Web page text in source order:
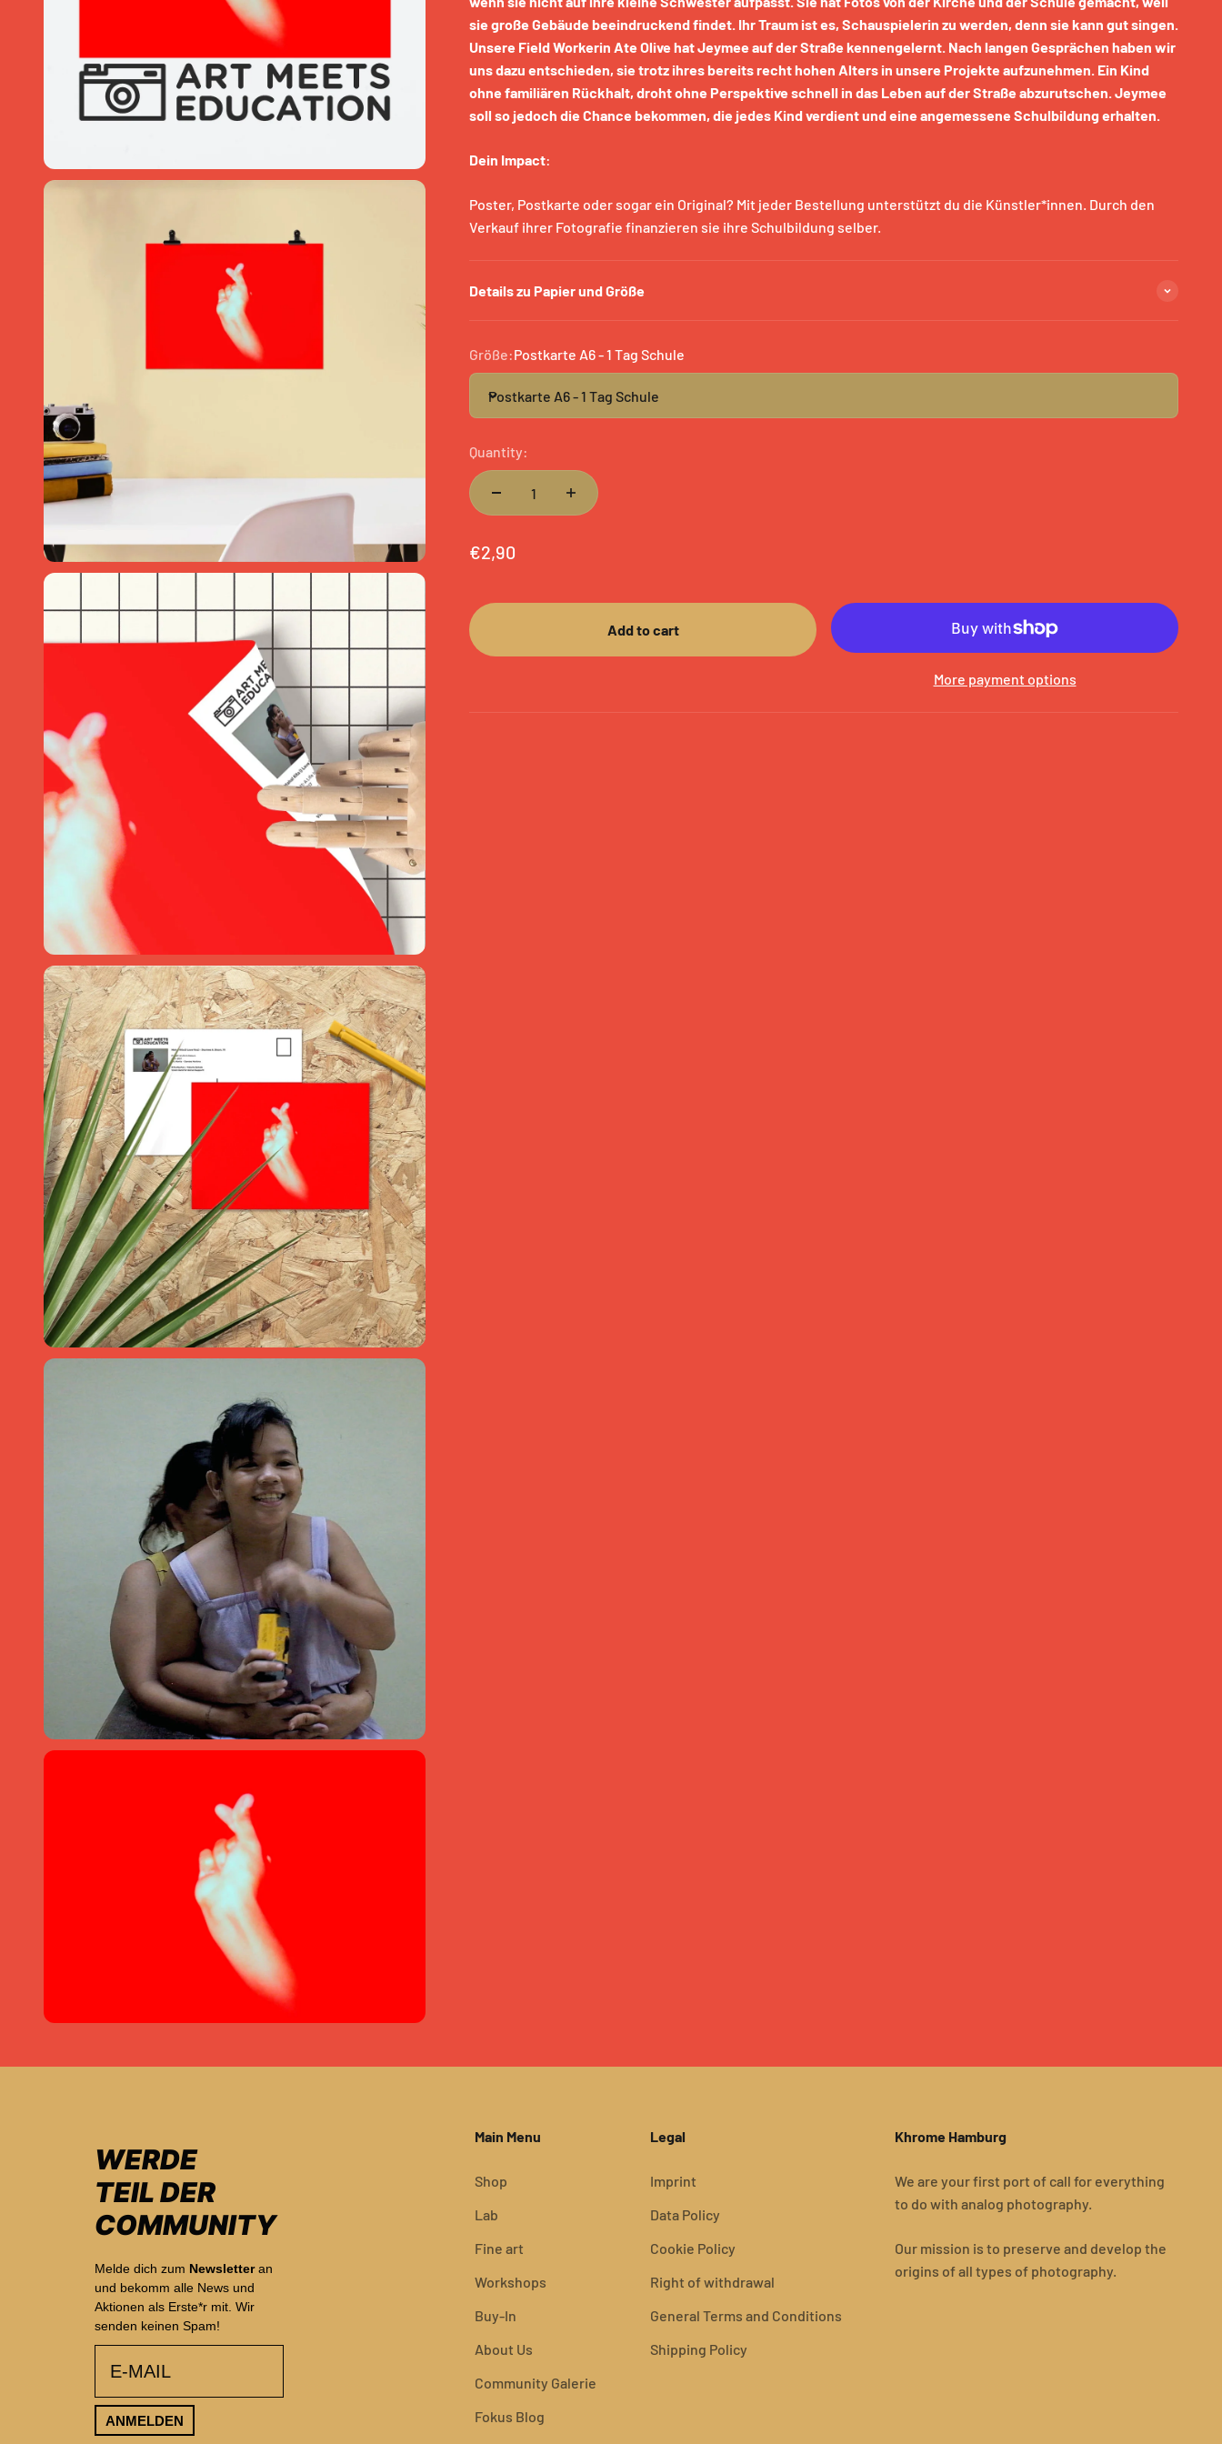
sie große Gebäude beeindruckend findet. Ihr Traum ist es, Schauspielerin zu werden, denn sie kann gut singen.
Unsere Field Workerin Ate Olive hat Jeymee auf der Straße kennengelernt. Nach langen Gesprächen haben wir
uns dazu entschieden, sie trotz ihres bereits recht hohen Alters in unsere Projekte aufzunehmen. Ein Kind
ohne familiären Rückhalt, droht ohne Perspektive schnell in das Leben auf der Straße abzurutschen. Jeymee
soll so jedoch die Chance bekommen, die jedes Kind verdient und eine angemessene Schulbildung erhalten.
Dein Impact:
Poster, Postkarte oder sogar ein Original? Mit jeder Bestellung unterstützt du die Künstler*innen. Durch den
Verkauf ihrer Fotografie finanzieren sie ihre Schulbildung selber.
Details zu Papier und Größe
Größe:Postkarte A6 - 1 Tag Schule
Postkarte A6 - 1 Tag Schule
Quantity:
Sale price
€2,90
Add to cart
More payment options
WERDE
TEIL DER
COMMUNITY
Melde dich zum Newsletteran
und bekomm alle News und
Aktionen als Erste*r mit. Wir
senden keinen Spam!
ANMELDEN
Main Menu
Shop
Lab
Fine art
Workshops
Buy-In
About Us
Community Galerie
Fokus Blog
Legal
Imprint
Data Policy
Cookie Policy
Right of withdrawal
General Terms and Conditions
Shipping Policy
Khrome Hamburg
We are your first port of call for everything
to do with analog photography.
Our mission is to preserve and develop the
origins of all types of photography.